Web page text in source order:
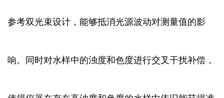
参考双光束设计，能够抵消光源波动对测量值的影
响。同时对水样中的浊度和色度进行交叉干扰补偿，